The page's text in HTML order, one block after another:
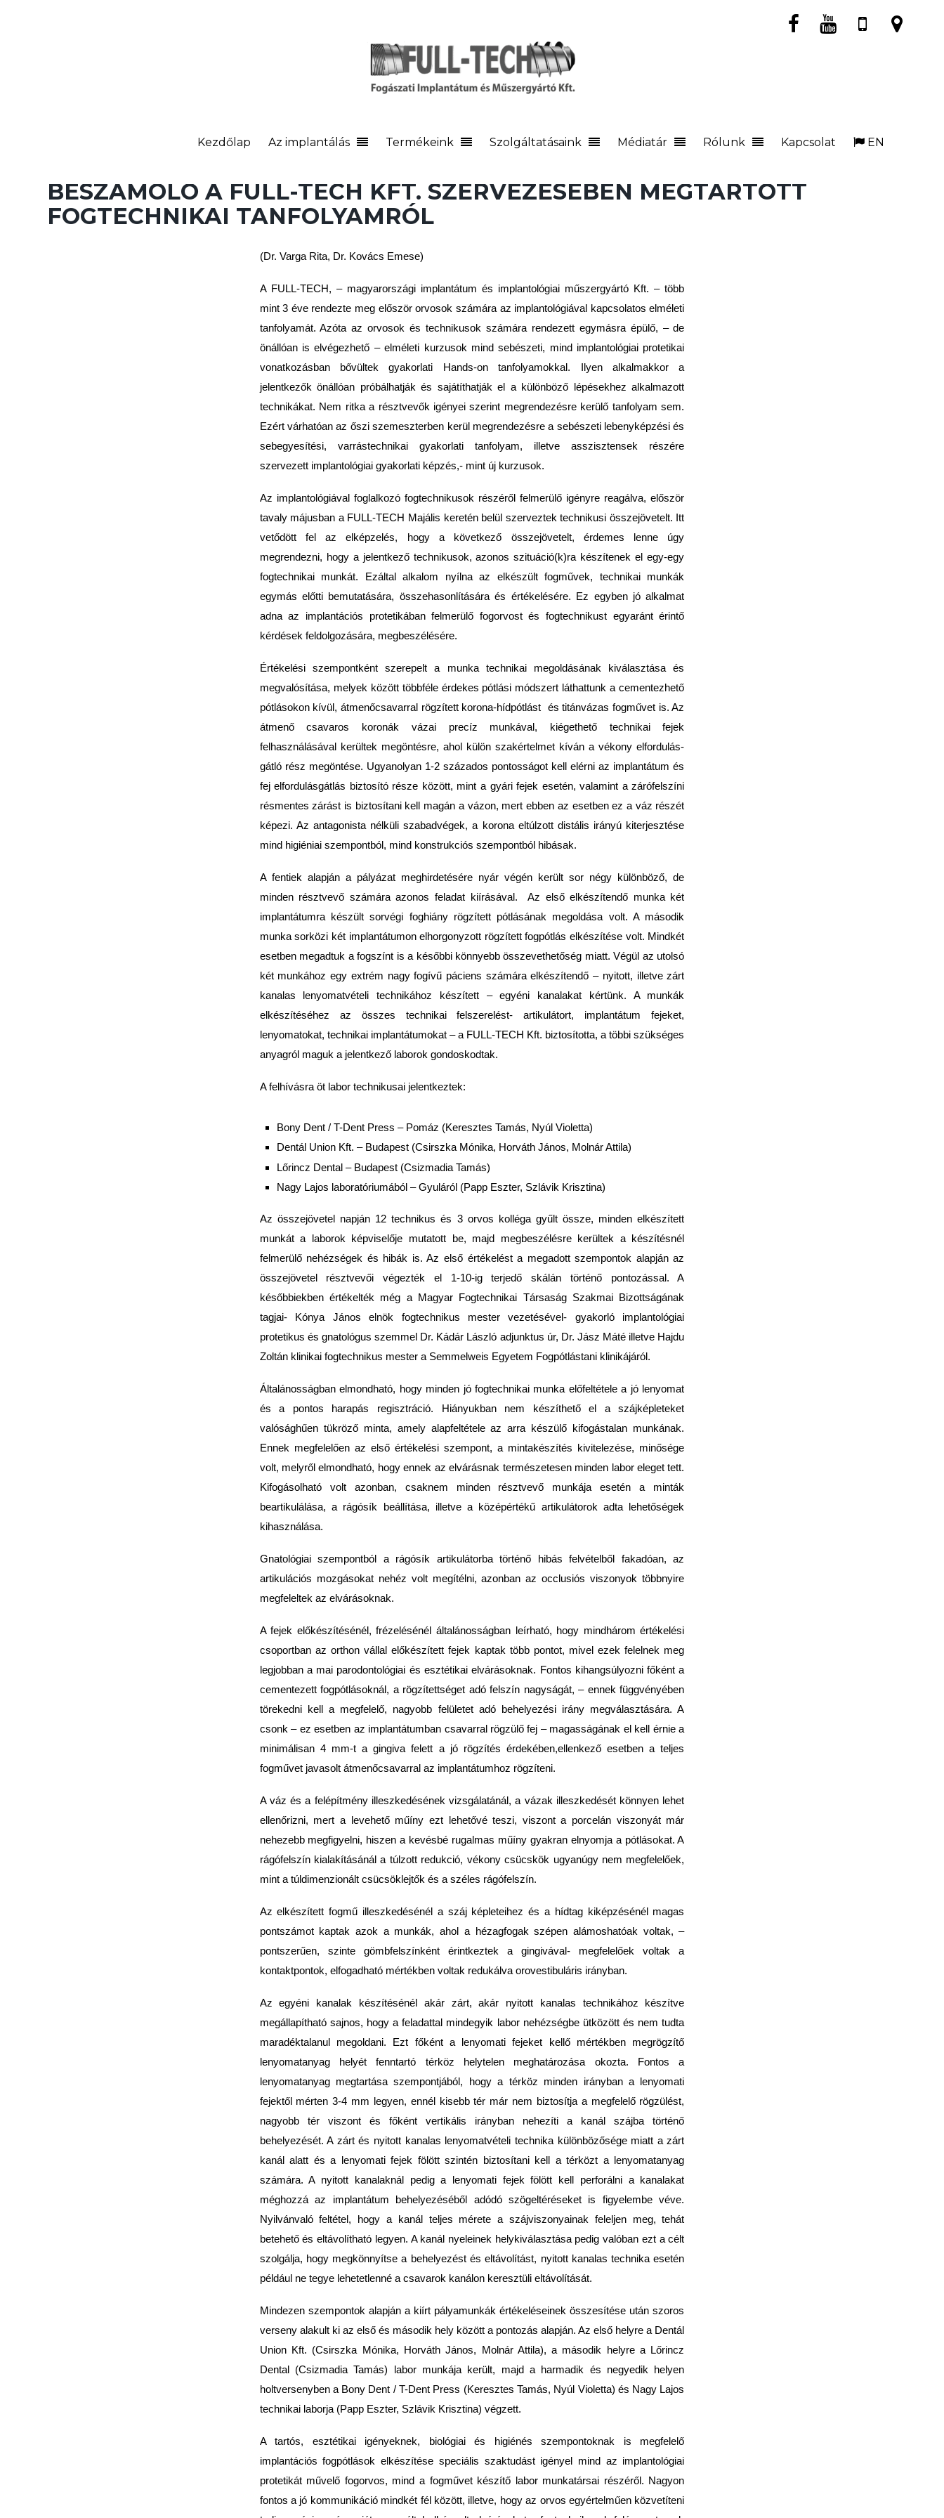
Kezdőlap Az implantálás Termékeink Szolgáltatásaink Médiatár Rólunk Kapcsolat EN
BESZÁMOLÓ A FULL-TECH KFT. SZERVEZÉSÉBEN MEGTARTOTT
FOGTECHNIKAI TANFOLYAMRÓL
(Dr. Varga Rita, Dr. Kovács Emese)
A FULL-TECH, – magyarországi implantátum és implantológiai műszergyártó Kft. – több
mint 3 éve rendezte meg először orvosok számára az implantológiával kapcsolatos elméleti
tanfolyamát. Azóta az orvosok és technikusok számára rendezett egymásra épülő, – de
önállóan is elvégezhető – elméleti kurzusok mind sebészeti, mind implantológiai protetikai
vonatkozásban bővültek gyakorlati Hands-on tanfolyamokkal. Ilyen alkalmakkor a
jelentkezők önállóan próbálhatják és sajátíthatják el a különböző lépésekhez alkalmazott
technikákat. Nem ritka a résztvevők igényei szerint megrendezésre kerülő tanfolyam sem.
Ezért várhatóan az őszi szemeszterben kerül megrendezésre a sebészeti lebenyképzési és
sebegyesítési, varrástechnikai gyakorlati tanfolyam, illetve asszisztensek részére
szervezett implantológiai gyakorlati képzés,- mint új kurzusok.
Az implantológiával foglalkozó fogtechnikusok részéről felmerülő igényre reagálva, először
tavaly májusban a FULL-TECH Majális keretén belül szerveztek technikusi összejövetelt. Itt
vetődött fel az elképzelés, hogy a következő összejövetelt, érdemes lenne úgy
megrendezni, hogy a jelentkező technikusok, azonos szituáció(k)ra készítenek el egy-egy
fogtechnikai munkát. Ezáltal alkalom nyílna az elkészült fogművek, technikai munkák
egymás előtti bemutatására, összehasonlítására és értékelésére. Ez egyben jó alkalmat
adna az implantációs protetikában felmerülő fogorvost és fogtechnikust egyaránt érintő
kérdések feldolgozására, megbeszélésére.
Értékelési szempontként szerepelt a munka technikai megoldásának kiválasztása és
megvalósítása, melyek között többféle érdekes pótlási módszert láthattunk a cementezhető
pótlásokon kívül, átmenőcsavarral rögzített korona-hídpótlást és titánvázas fogművet is. Az
átmenő csavaros koronák vázai precíz munkával, kiégethető technikai fejek
felhasználásával kerültek megöntésre, ahol külön szakértelmet kíván a vékony elfordulás-
gátló rész megöntése. Ugyanolyan 1-2 százados pontosságot kell elérni az implantátum és
fej elfordulásgátlás biztosító része között, mint a gyári fejek esetén, valamint a zárófelszíni
résmentes zárást is biztosítani kell magán a vázon, mert ebben az esetben ez a váz részét
képezi. Az antagonista nélküli szabadvégek, a korona eltúlzott distális irányú kiterjesztése
mind higiéniai szempontból, mind konstrukciós szempontból hibásak.
A fentiek alapján a pályázat meghirdetésére nyár végén került sor négy különböző, de
minden résztvevő számára azonos feladat kiírásával. Az első elkészítendő munka két
implantátumra készült sorvégi foghiány rögzített pótlásának megoldása volt. A második
munka sorközi két implantátumon elhorgonyzott rögzített fogpótlás elkészítése volt. Mindkét
esetben megadtuk a fogszínt is a későbbi könnyebb összevethetőség miatt. Végül az utolsó
két munkához egy extrém nagy fogívű páciens számára elkészítendő – nyitott, illetve zárt
kanalas lenyomatvételi technikához készített – egyéni kanalakat kértünk. A munkák
elkészítéséhez az összes technikai felszerelést- artikulátort, implantátum fejeket,
lenyomatokat, technikai implantátumokat – a FULL-TECH Kft. biztosította, a többi szükséges
anyagról maguk a jelentkező laborok gondoskodtak.
A felhívásra öt labor technikusai jelentkeztek:
Bony Dent / T-Dent Press – Pomáz (Keresztes Tamás, Nyúl Violetta)
Dentál Union Kft. – Budapest (Csirszka Mónika, Horváth János, Molnár Attila)
Lőrincz Dental – Budapest (Csizmadia Tamás)
Nagy Lajos laboratóriumából – Gyuláról (Papp Eszter, Szlávik Krisztina)
Az összejövetel napján 12 technikus és 3 orvos kolléga gyűlt össze, minden elkészített
munkát a laborok képviselője mutatott be, majd megbeszélésre kerültek a készítésnél
felmerülő nehézségek és hibák is. Az első értékelést a megadott szempontok alapján az
összejövetel résztvevői végezték el 1-10-ig terjedő skálán történő pontozással. A
későbbiekben értékelték még a Magyar Fogtechnikai Társaság Szakmai Bizottságának
tagjai- Kónya János elnök fogtechnikus mester vezetésével- gyakorló implantológiai
protetikus és gnatológus szemmel Dr. Kádár László adjunktus úr, Dr. Jász Máté illetve Hajdu
Zoltán klinikai fogtechnikus mester a Semmelweis Egyetem Fogpótlástani klinikájáról.
Általánosságban elmondható, hogy minden jó fogtechnikai munka előfeltétele a jó lenyomat
és a pontos harapás regisztráció. Hiányukban nem készíthető el a szájképleteket
valósághűen tükröző minta, amely alapfeltétele az arra készülő kifogástalan munkának.
Ennek megfelelően az első értékelési szempont, a mintakészítés kivitelezése, minősége
volt, melyről elmondható, hogy ennek az elvárásnak természetesen minden labor eleget tett.
Kifogásolható volt azonban, csaknem minden résztvevő munkája esetén a minták
beartikulálása, a rágósík beállítása, illetve a középértékű artikulátorok adta lehetőségek
kihasználása.
Gnatológiai szempontból a rágósík artikulátorba történő hibás felvételből fakadóan, az
artikulációs mozgásokat nehéz volt megítélni, azonban az occlusiós viszonyok többnyire
megfeleltek az elvárásoknak.
A fejek előkészítésénél, frézelésénél általánosságban leírható, hogy mindhárom értékelési
csoportban az orthon vállal előkészített fejek kaptak több pontot, mivel ezek felelnek meg
legjobban a mai parodontológiai és esztétikai elvárásoknak. Fontos kihangsúlyozni főként a
cementezett fogpótlásoknál, a rögzítettséget adó felszín nagyságát, – ennek függvényében
törekedni kell a megfelelő, nagyobb felületet adó behelyezési irány megválasztására. A
csonk – ez esetben az implantátumban csavarral rögzülő fej – magasságának el kell érnie a
minimálisan 4 mm-t a gingiva felett a jó rögzítés érdekében,ellenkező esetben a teljes
fogművet javasolt átmenőcsavarral az implantátumhoz rögzíteni.
A váz és a felépítmény illeszkedésének vizsgálatánál, a vázak illeszkedését könnyen lehet
ellenőrizni, mert a levehető műíny ezt lehetővé teszi, viszont a porcelán viszonyát már
nehezebb megfigyelni, hiszen a kevésbé rugalmas műíny gyakran elnyomja a pótlásokat. A
rágófelszín kialakításánál a túlzott redukció, vékony csücskök ugyanúgy nem megfelelőek,
mint a túldimenzionált csücsöklejtők és a széles rágófelszín.
Az elkészített fogmű illeszkedésénél a száj képleteihez és a hídtag kiképzésénél magas
pontszámot kaptak azok a munkák, ahol a hézagfogak szépen alámoshatóak voltak, –
pontszerűen, szinte gömbfelszínként érintkeztek a gingivával- megfelelőek voltak a
kontaktpontok, elfogadható mértékben voltak redukálva orovestibuláris irányban.
Az egyéni kanalak készítésénél akár zárt, akár nyitott kanalas technikához készítve
megállapítható sajnos, hogy a feladattal mindegyik labor nehézségbe ütközött és nem tudta
maradéktalanul megoldani. Ezt főként a lenyomati fejeket kellő mértékben megrögzítő
lenyomatanyag helyét fenntartó térköz helytelen meghatározása okozta. Fontos a
lenyomatanyag megtartása szempontjából, hogy a térköz minden irányban a lenyomati
fejektől mérten 3-4 mm legyen, ennél kisebb tér már nem biztosítja a megfelelő rögzülést,
nagyobb tér viszont és főként vertikális irányban nehezíti a kanál szájba történő
behelyezését. A zárt és nyitott kanalas lenyomatvételi technika különbözősége miatt a zárt
kanál alatt és a lenyomati fejek fölött szintén biztosítani kell a térközt a lenyomatanyag
számára. A nyitott kanalaknál pedig a lenyomati fejek fölött kell perforálni a kanalakat
méghozzá az implantátum behelyezéséből adódó szögeltéréseket is figyelembe véve.
Nyilvánvaló feltétel, hogy a kanál teljes mérete a szájviszonyainak feleljen meg, tehát
betehető és eltávolítható legyen. A kanál nyeleinek helykiválasztása pedig valóban ezt a célt
szolgálja, hogy megkönnyítse a behelyezést és eltávolítást, nyitott kanalas technika esetén
például ne tegye lehetetlenné a csavarok kanálon keresztüli eltávolítását.
Mindezen szempontok alapján a kiírt pályamunkák értékeléseinek összesítése után szoros
verseny alakult ki az első és második hely között a pontozás alapján. Az első helyre a Dentál
Union Kft. (Csirszka Mónika, Horváth János, Molnár Attila), a második helyre a Lőrincz
Dental (Csizmadia Tamás) labor munkája került, majd a harmadik és negyedik helyen
holtversenyben a Bony Dent / T-Dent Press (Keresztes Tamás, Nyúl Violetta) és Nagy Lajos
technikai laborja (Papp Eszter, Szlávik Krisztina) végzett.
A tartós, esztétikai igényeknek, biológiai és higiénés szempontoknak is megfelelő
implantációs fogpótlások elkészítése speciális szaktudást igényel mind az implantológiai
protetikát művelő fogorvos, mind a fogművet készítő labor munkatársai részéről. Nagyon
fontos a jó kommunikáció mindkét fél között, illetve, hogy az orvos egyértelműen közvetíteni